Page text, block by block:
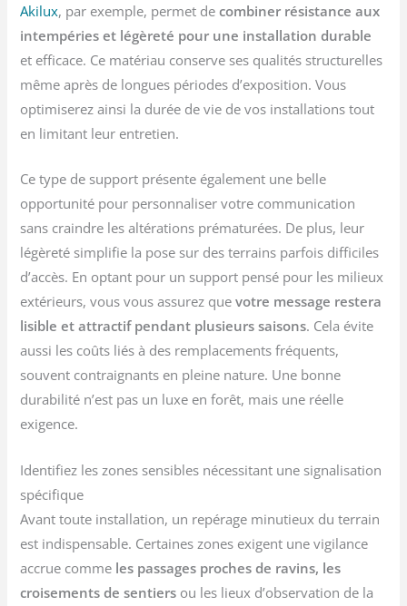
Akilux, par exemple, permet decombiner résistance aux
intempéries et légèreté pour une installation durable
et efficace. Ce matériau conserve ses qualités structurelles
même après de longues périodes d’exposition. Vous
optimiserez ainsi la durée de vie de vos installations tout
en limitant leur entretien.
Ce type de support présente également une belle
opportunité pour personnaliser votre communication
sans craindre les altérations prématurées. De plus, leur
légèreté simplifie la pose sur des terrains parfois difficiles
d’accès. En optant pour un support pensé pour les milieux
extérieurs, vous vous assurez quevotre message restera
lisible et attractif pendant plusieurs saisons. Cela évite
aussi les coûts liés à des remplacements fréquents,
souvent contraignants en pleine nature. Une bonne
durabilité n’est pas un luxe en forêt, mais une réelle
exigence.
Identifiez les zones sensibles nécessitant une signalisation
spécifique
Avant toute installation, un repérage minutieux du terrain
est indispensable. Certaines zones exigent une vigilance
accrue comme les passages proches de ravins, les
croisements de sentiers ou les lieux d’observation de la